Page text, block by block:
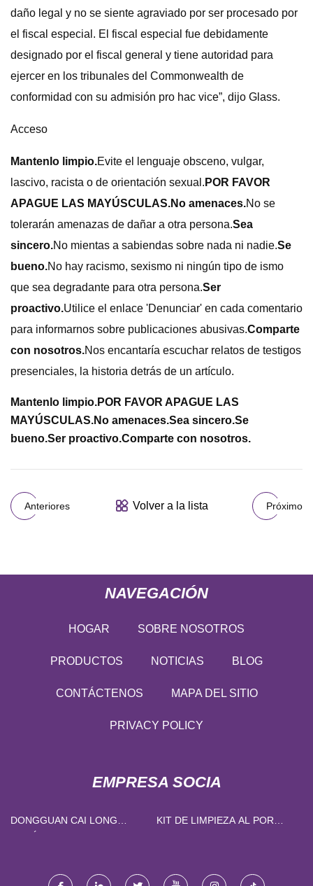
daño legal y no se siente agraviado por ser procesado por
el fiscal especial. El fiscal especial fue debidamente
designado por el fiscal general y tiene autoridad para
ejercer en los tribunales del Commonwealth de
conformidad con su admisión pro hac vice”, dijo Glass.
Acceso
Mantenlo limpio.Evite el lenguaje obsceno, vulgar,
lascivo, racista o de orientación sexual. POR FAVOR
APAGUE LAS MAYÚSCULAS.No amenaces.No se
tolerarán amenazas de dañar a otra persona.Sea
sincero.No mientas a sabiendas sobre nada ni nadie.Se
bueno.No hay racismo, sexismo ni ningún tipo de ismo
que sea degradante para otra persona.Ser
proactivo.Utilice el enlace 'Denunciar' en cada comentario
para informarnos sobre publicaciones abusivas.Comparte
con nosotros.Nos encantaría escuchar relatos de testigos
presenciales, la historia detrás de un artículo.
Mantenlo limpio.POR FAVOR APAGUE LAS
MAYÚSCULAS.No amenaces.Sea sincero.Se
bueno.Ser proactivo.Comparte con nosotros.
Anteriores Volver a la lista Próximo
NAVEGACIÓN
HOGAR SOBRE NOSOTROS
PRODUCTOS NOTICIAS BLOG
CONTÁCTENOS MAPA DEL SITIO
PRIVACY POLICY
EMPRESA SOCIA
DONGGUAN CAI LONG
KIT DE LIMPIEZA AL POR